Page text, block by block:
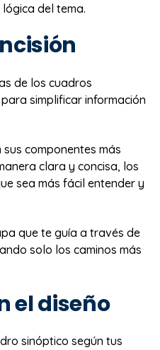
del tema.
de los cuadros
simplificar información
componentes más
clara y concisa, los
sea más fácil entender y
que te guía a través de
solo los caminos más
el diseño
sinóptico según tus